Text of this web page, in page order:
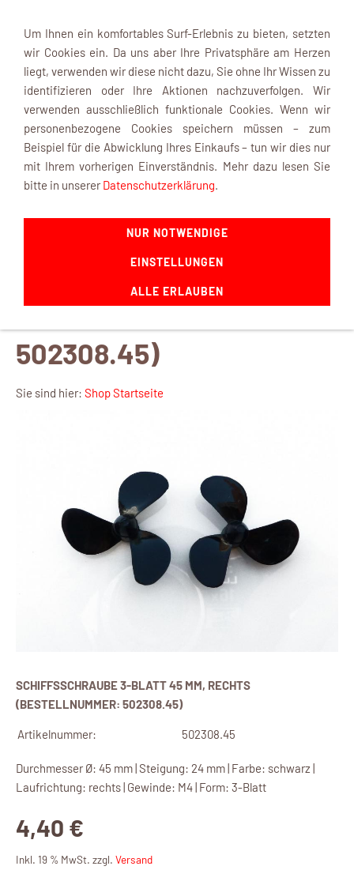
Navigation einblenden
Schiffsschraube 3-Blatt
45 mm, rechts
(Bestellnummer:
502308.45)
Sie sind hier: Shop Startseite
SCHIFFSSCHRAUBE 3-BLATT 45 MM, RECHTS
(BESTELLNUMMER: 502308.45)
Artikelnummer: 502308.45
Durchmesser Ø: 45 mm | Steigung: 24 mm | Farbe: schwarz |
Laufrichtung: rechts | Gewinde: M4 | Form: 3-Blatt
4,40 €
Inkl. 19 % MwSt. zzgl. Versand
Um Ihnen ein komfortables Surf-Erlebnis zu bieten, setzten
wir Cookies ein. Da uns aber Ihre Privatsphäre am Herzen
liegt, verwenden wir diese nicht dazu, Sie ohne Ihr Wissen zu
identifizieren oder Ihre Aktionen nachzuverfolgen. Wir
verwenden ausschließlich funktionale Cookies. Wenn wir
personenbezogene Cookies speichern müssen – zum
Beispiel für die Abwicklung Ihres Einkaufs – tun wir dies nur
mit Ihrem vorherigen Einverständnis. Mehr dazu lesen Sie
bitte in unserer Datenschutzerklärung.
NUR NOTWENDIGE
EINSTELLUNGEN
ALLE ERLAUBEN